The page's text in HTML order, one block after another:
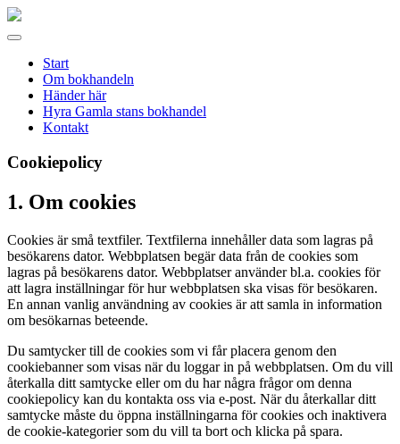
Gamla
Meny
Start
Om bokhandeln
Händer här
Hyra Gamla stans bokhandel
Kontakt
Cookiepolicy
1. Om cookies
Cookies är små textfiler. Textfilerna innehåller data som lagras på
besökarens dator. Webbplatsen begär data från de cookies som
lagras på besökarens dator. Webbplatser använder bl.a. cookies för
att lagra inställningar för hur webbplatsen ska visas för besökaren.
En annan vanlig användning av cookies är att samla in information
om besökarnas beteende.
Du samtycker till de cookies som vi får placera genom den
cookiebanner som visas när du loggar in på webbplatsen. Om du vill
återkalla ditt samtycke eller om du har några frågor om denna
cookiepolicy kan du kontakta oss via e-post. När du återkallar ditt
samtycke måste du öppna inställningarna för cookies och inaktivera
de cookie-kategorier som du vill ta bort och klicka på spara.